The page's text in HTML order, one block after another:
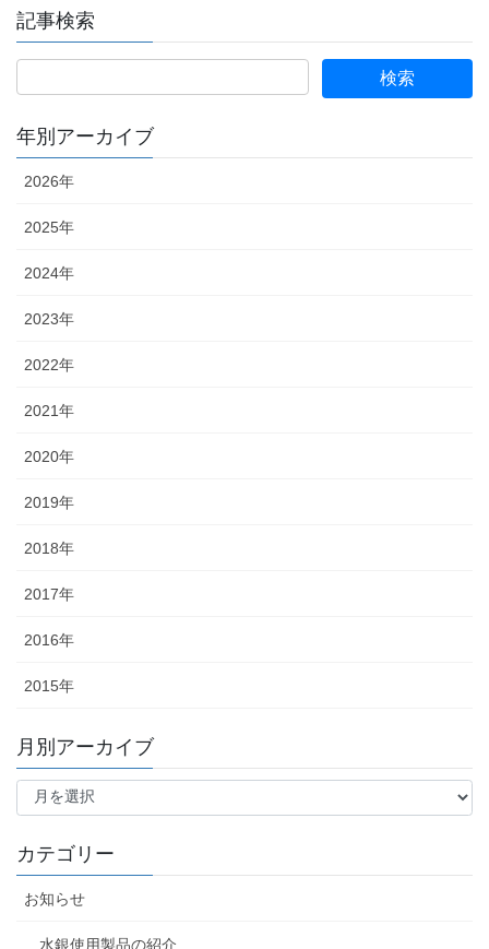
記事検索
年別アーカイブ
2026年
2025年
2024年
2023年
2022年
2021年
2020年
2019年
2018年
2017年
2016年
2015年
月別アーカイブ
月
ー
イ
カテゴリー
お知らせ
水銀使用製品の紹介